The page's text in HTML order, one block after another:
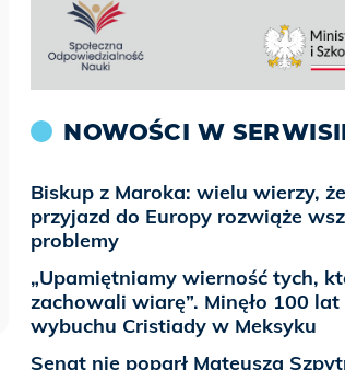
NOWOŚCI W
Biskup z Maroka: wielu wierzy,
przyjazd do Europy rozwiąże
problemy
„Upamiętniamy wierność tych,
zachowali wiarę”. Minęło 100 lat
wybuchu Cristiady w Meksyku
Senat nie poparł Mateusza